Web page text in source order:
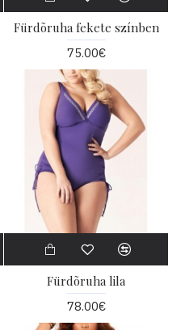
Fürdõruha fekete színben
75.00€
Fürdõruha lila
78.00€